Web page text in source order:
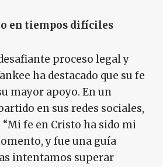
en tiempos difíciles
proceso legal y
ha destacado que su fe
mayor apoyo. En un
en sus redes sociales,
fe en Cristo ha sido mi
y fue una guía
intentamos superar